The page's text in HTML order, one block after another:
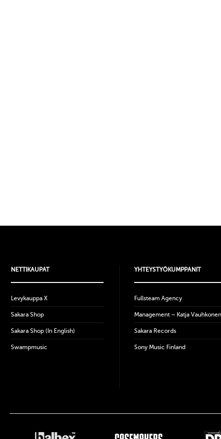
NETTIKAUPAT
Levykauppa X
Sakara Shop
Sakara Shop (In English)
Swampmusic
YHTEYSTYÖKUMPPANIT
Fullsteam Agency
Management – Katja Vauhkonen
Sakara Records
Sony Music Finland